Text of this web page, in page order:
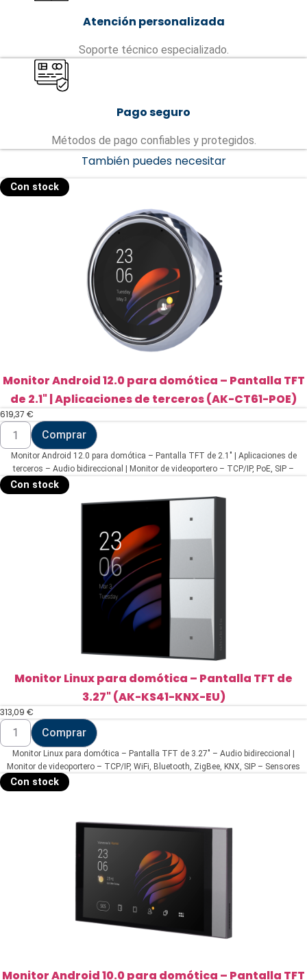
Atención personalizada
Soporte técnico especializado.
Pago seguro
Métodos de pago confiables y protegidos.
También puedes necesitar
Con stock
Monitor Android 12.0 para domótica – Pantalla TFT
de 2.1" | Aplicaciones de terceros (AK-CT61-POE)
619,37 €
Monitor
Android
12.0
para
domótica
-
Pantalla
Comprar
Monitor Android 12.0 para domótica – Pantalla TFT de 2.1" | Aplicaciones de
terceros – Audio bidireccional | Monitor de videoportero – TCP/IP, PoE, SIP –
Sensores ambientales – Conexión a través de Cloud
Con stock
Monitor Linux para domótica – Pantalla TFT de
3.27" (AK-KS41-KNX-EU)
313,09 €
Monitor
Linux
para
domótica
Pantalla
TFT
Comprar
Monitor Linux para domótica – Pantalla TFT de 3.27" – Audio bidireccional |
Monitor de videoportero – TCP/IP, WiFi, Bluetooth, ZigBee, KNX, SIP – Sensores
ambientales | 2 relés – Conexión a través de Cloud | 4 botones físicos
Con stock
Monitor Android 10.0 para domótica – Pantalla TFT